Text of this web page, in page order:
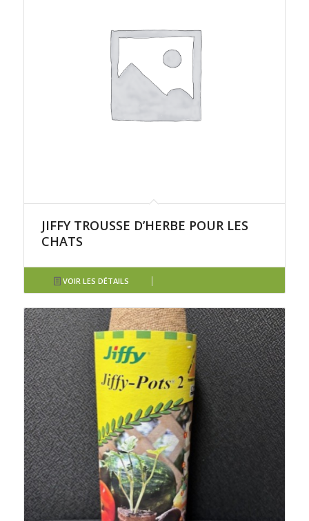
JIFFY TROUSSE D’HERBE POUR LES
CHATS
VOIR LES DÉTAILS